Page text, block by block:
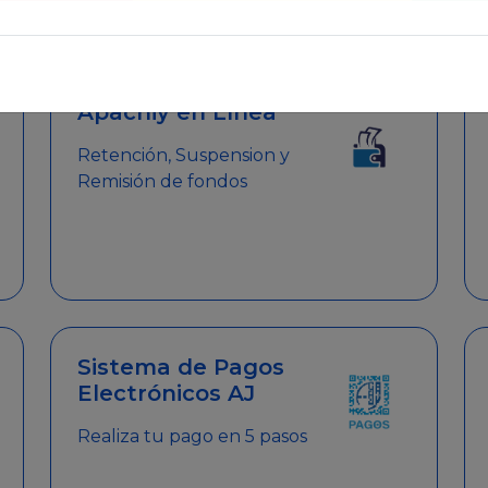
emitir el Certificado de Cumplimiento.
Apachiy en Línea
Retención, Suspension y
Remisión de fondos
Sistema de Pagos
Electrónicos AJ
Realiza tu pago en 5 pasos